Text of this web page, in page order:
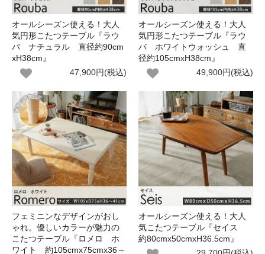
オールシーズン使える！大人
気円形こたつテーブル『ラウ
バ ナチュラル 直径約90cm
xH38cm』
47,900円(税込)
オールシーズン使える！大人
気円形こたつテーブル『ラウ
バ ホワイトウォッシュ 直
径約105cmxH38cm』
49,900円(税込)
フェミニンなデザインがおし
ゃれ。優しいカラーが魅力の
こたつテーブル『ロメロ ホ
ワイト 約105cmx75cmx36～
オールシーズン使える！大人
気こたつテーブル『セイス
約80cmx50cmxH36.5cm』